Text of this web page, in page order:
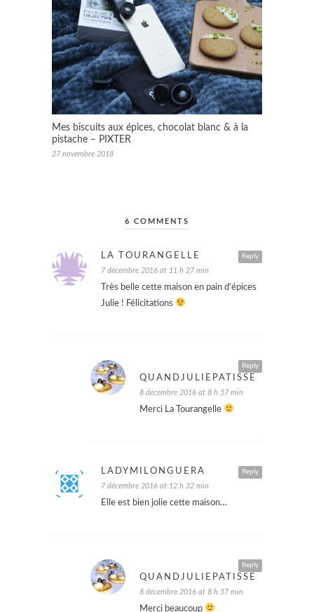
Mes biscuits aux épices, chocolat blanc & à la
pistache – PIXTER
27 novembre 2018
6 COMMENTS
Reply
LA TOURANGELLE
7 décembre 2016 at 11 h 27 min
Très belle cette maison en pain d’épices
Julie ! Félicitations
Reply
QUANDJULIEPATISSE
8 décembre 2016 at 8 h 57 min
Merci La Tourangelle
Reply
LADYMILONGUERA
7 décembre 2016 at 12 h 32 min
Elle est bien jolie cette maison…
Reply
QUANDJULIEPATISSE
8 décembre 2016 at 8 h 57 min
Merci beaucoup